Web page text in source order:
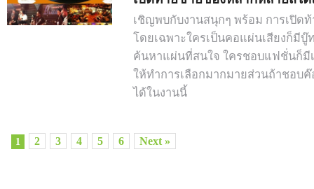
เชิญพบกับงานสนุกๆ พร้อม การเปิด
โดยเฉพาะใครเป็นคอแผ่นเสียงก็มี
ค้นหาแผ่นที่สนใจ ใครชอบแฟชั่นก็มี
ให้ทำการเลือกมากมายส่วนถ้าชอบ
ได้ในงานนี้
1 2 3 4 5 6 Next »